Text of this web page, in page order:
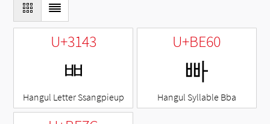
U+3143
ㅃ
Hangul Letter Ssangpieup
U+BE60
빠
Hangul Syllable Bba